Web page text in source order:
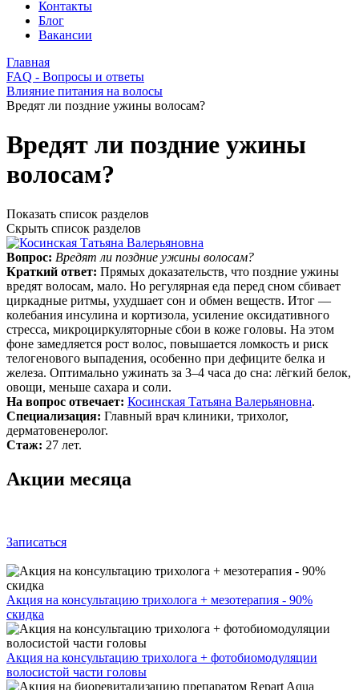
Контакты
Блог
Вакансии
Главная
FAQ - Вопросы и ответы
Влияние питания на волосы
Вредят ли поздние ужины волосам?
Вредят ли поздние ужины
волосам?
Показать список разделов
Скрыть список разделов
Вопрос: Вредят ли поздние ужины волосам?
Краткий ответ: Прямых доказательств, что поздние ужины
вредят волосам, мало. Но регулярная еда перед сном сбивает
циркадные ритмы, ухудшает сон и обмен веществ. Итог —
колебания инсулина и кортизола, усиление оксидативного
стресса, микроциркуляторные сбои в коже головы. На этом
фоне замедляется рост волос, повышается ломкость и риск
телогенового выпадения, особенно при дефиците белка и
железа. Оптимально ужинать за 3–4 часа до сна: лёгкий белок,
овощи, меньше сахара и соли.
На вопрос отвечает: Косинская Татьяна Валерьяновна.
Специализация: Главный врач клиники, трихолог,
дерматовенеролог.
Стаж: 27 лет.
Акции месяца
Записаться
Акция на консультацию трихолога + мезотерапия - 90%
скидка
Акция на консультацию трихолога + фотобиомодуляции
волосистой части головы